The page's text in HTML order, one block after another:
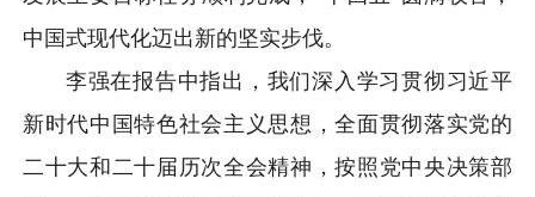
中国式现代化迈出新的坚实步伐。
李强在报告中指出，我们深入学习贯彻习近平
新时代中国特色社会主义思想，全面贯彻落实党的
二十大和二十届历次全会精神，按照党中央决策部